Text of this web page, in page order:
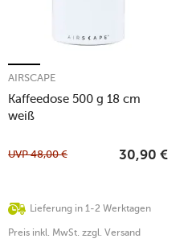
Kaffeedose 500 g 18 cm
weiß
AIRSCAPE
Lieferung in 1-2 Werktagen
UVP48,00 € 30,90 €
Preis inkl. MwSt. zzgl. Versand